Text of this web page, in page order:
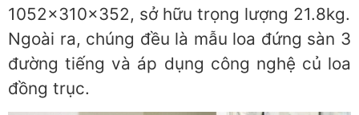
1052x310x352, sở hữu trọng lượng 21.8kg.
Ngoài ra, chúng đều là mẫu loa đứng sàn 3
đường tiếng và áp dụng công nghệ củ loa
đồng trục.